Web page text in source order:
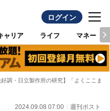
ログイン
ャリア ライフ マネー
好調・日立製作所の研究】「よくここま
2024.09.08 07:00 週刊ポスト